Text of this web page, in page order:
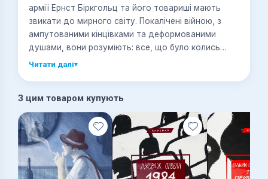
армії Ернст Біркгольц та його товариші мають
звикати до мирного світу. Покалічені війною, з
ампутованими кінцівками та деформованими
душами, вони розуміють: все, що було колись
важливим, втратило значення. Попри страх,
кожного буде шанс почати все спочатку. Так вони
повернулися з війни. Та чи закінчилася вона для
них остаточно?
Читати далі▾
З цим товаром купують